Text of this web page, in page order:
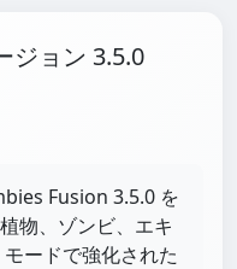
ジョン 3.5.0
Fusion 3.5.0 を
物、ゾンビ、エキ
ードで強化された